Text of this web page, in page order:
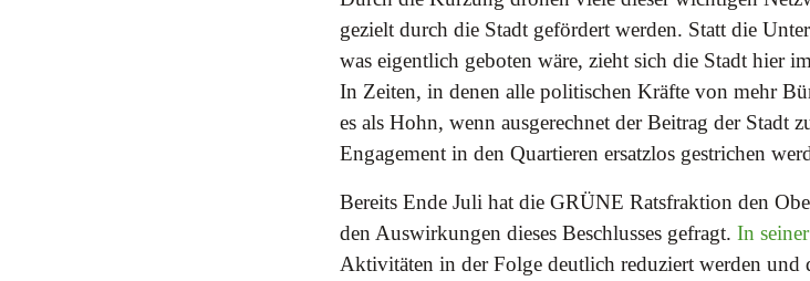
gezielt durch die Stadt gefördert werden. Statt die
was eigentlich geboten wäre, zieht sich die Stadt hier
In Zeiten, in denen alle politischen Kräfte von mehr
es als Hohn, wenn ausgerechnet der Beitrag der Stadt
Engagement in den Quartieren ersatzlos gestrichen
Bereits Ende Juli hat die GRÜNE Ratsfraktion den
den Auswirkungen dieses Beschlusses gefragt. In
Aktivitäten in der Folge deutlich reduziert werden und